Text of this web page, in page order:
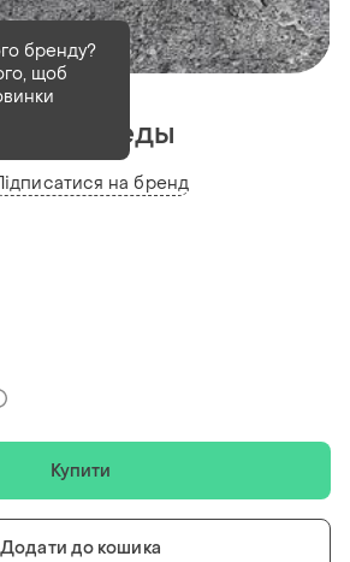
кеды
бренду?
щоб
на бренд
Купити
Додати до кошика